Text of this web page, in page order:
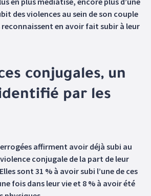
des violences au sein de son couple
reconnaissent en avoir fait subir à leur
conjugales, un
par les
affirment avoir déjà subi au
conjugale de la part de leur
sont 31 % à avoir subi l’une de ces
fois dans leur vie et 8 % à avoir été